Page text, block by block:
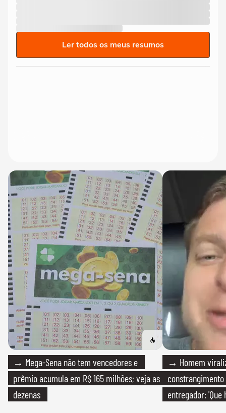
Ler todos os meus resumos
→ Mega-Sena não tem vencedores e
prêmio acumula em R$ 165 milhões; veja as
dezenas
→ Homem
entregador: 'Que